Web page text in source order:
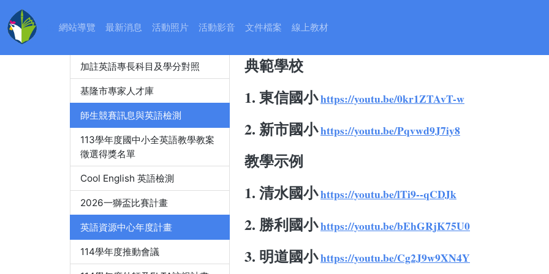
網站導覽 最新消息 活動照片 活動影音 文件檔案 線上教材
加註英語專長科目及學分對照
基隆市專家人才庫
師生競賽訊息與英語檢測
113學年度國中小全英語教學教案
徵選得獎名單
Cool English 英語檢測
2026一獅盃比賽計畫
英語資源中心年度計畫
114學年度推動會議
典範學校
1. 東信國小https://youtu.be/0kr1ZTAvT-w
2. 新市國小https://youtu.be/Pqvwd9J7iy8
教學示例
1. 清水國小https://youtu.be/lTi9--qCDJk
2. 勝利國小https://youtu.be/bEhGRjK75U0
3. 明道國小https://youtu.be/Cg2J9w9XN4Y